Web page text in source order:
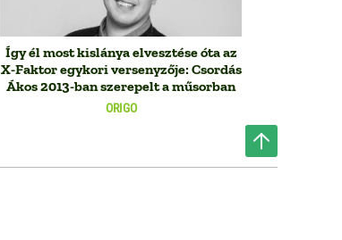
ORIGO
Így él most kislánya elvesztése óta az
X-Faktor egykori versenyzője: Csordás
Ákos 2013-ban szerepelt a műsorban